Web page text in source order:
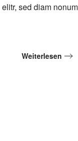
sed diam
Weiterlesen